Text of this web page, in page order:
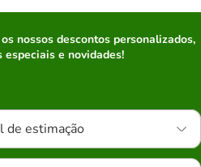
nossos descontos personalizados,
especiais e novidades!
de estimação